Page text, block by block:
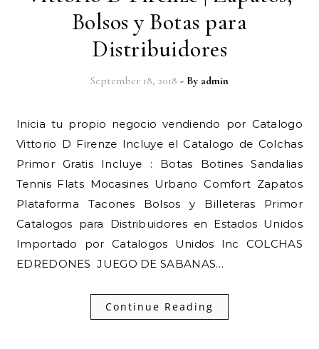
Bolsos y Botas para
Distribuidores
September 18, 2018 - By admin
Inicia tu propio negocio vendiendo por Catalogo
Vittorio D Firenze Incluye el Catalogo de Colchas
Primor Gratis Incluye : Botas Botines Sandalias
Tennis Flats Mocasines Urbano Comfort Zapatos
Plataforma Tacones Bolsos y Billeteras Primor
Catalogos para Distribuidores en Estados Unidos
Importado por Catalogos Unidos Inc COLCHAS
EDREDONES JUEGO DE SABANAS…
Continue Reading